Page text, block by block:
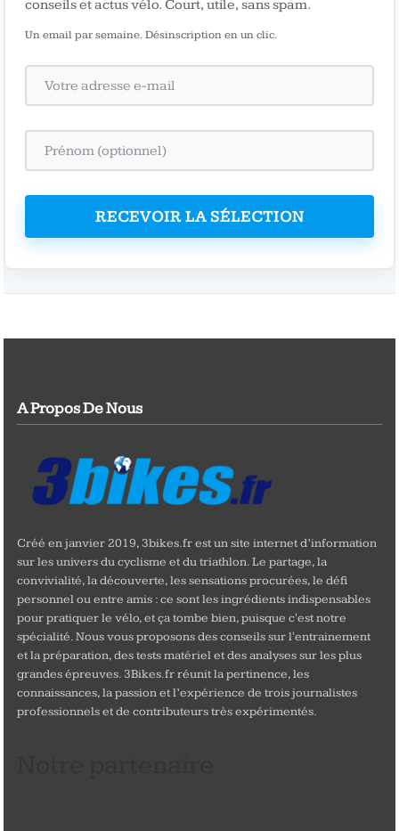
conseils et actus vélo. Court, utile, sans spam.
Un email par semaine. Désinscription en un clic.
RECEVOIR LA SÉLECTION
A Propos De Nous
Créé en janvier 2019, 3bikes.fr est un site internet d’information
sur les univers du cyclisme et du triathlon. Le partage, la
convivialité, la découverte, les sensations procurées, le défi
personnel ou entre amis : ce sont les ingrédients indispensables
pour pratiquer le vélo, et ça tombe bien, puisque c'est notre
spécialité. Nous vous proposons des conseils sur l'entrainement
et la préparation, des tests matériel et des analyses sur les plus
grandes épreuves. 3Bikes.fr réunit la pertinence, les
connaissances, la passion et l’expérience de trois journalistes
professionnels et de contributeurs très expérimentés.